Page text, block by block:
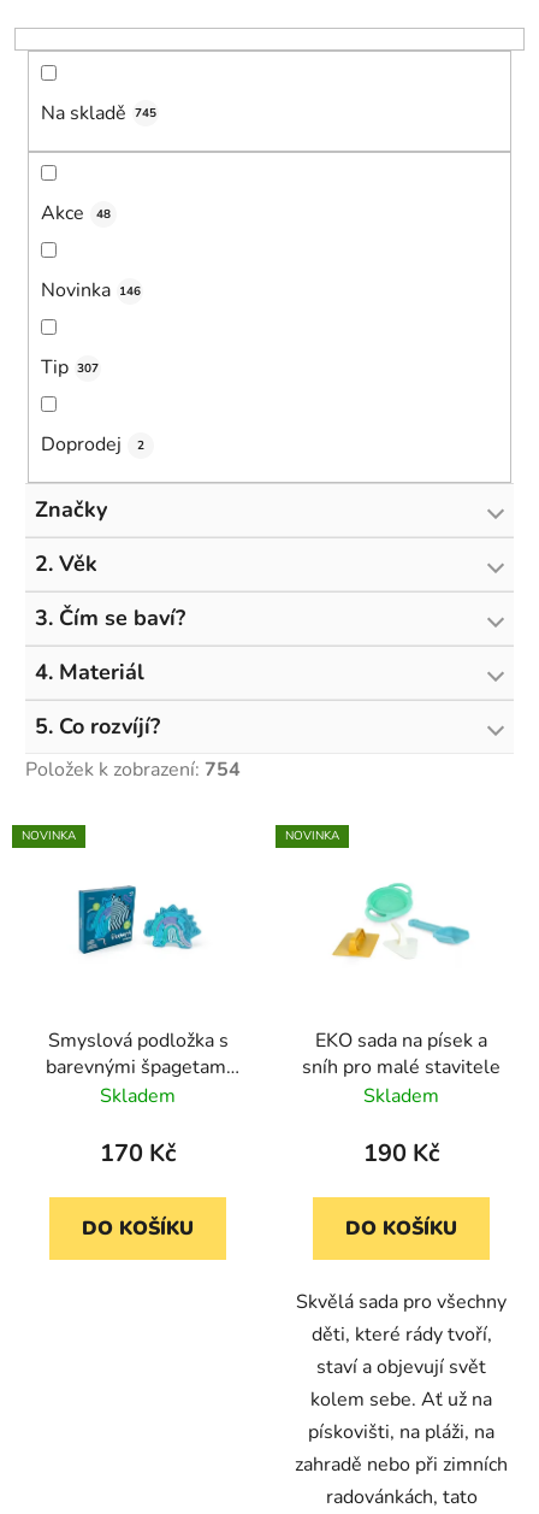
o
d
Na skladě 745
Akce 48
Novinka 146
Tip 307
Doprodej 2
Značky
2. Věk
3. Čím se baví?
4. Materiál
5. Co rozvíjí?
Položek k zobrazení: 754
V
ý
NOVINKA
Smyslová podložka s
barevnými špagetami
Flexhetti – Dinosaurus
Skladem
170 Kč
DO KOŠÍKU
NOVINKA
EKO sada na písek a
sníh pro malé stavitele
Skladem
190 Kč
DO KOŠÍKU
Skvělá sada pro všechny
děti, které rády tvoří,
staví a objevují svět
kolem sebe. Ať už na
pískovišti, na pláži, na
zahradě nebo při zimních
radovánkách, tato